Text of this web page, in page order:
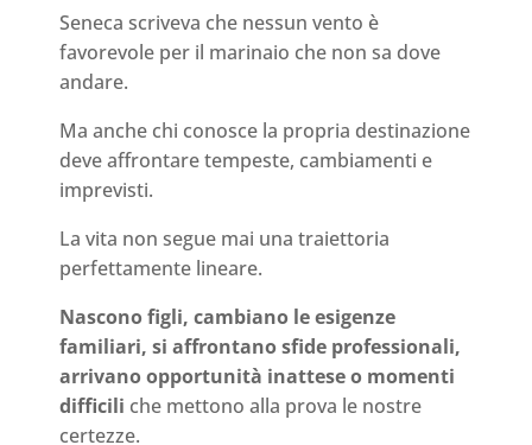
Seneca scriveva che nessun vento è
favorevole per il marinaio che non sa dove
andare.
Ma anche chi conosce la propria destinazione
deve affrontare tempeste, cambiamenti e
imprevisti.
La vita non segue mai una traiettoria
perfettamente lineare.
Nascono figli, cambiano le esigenze
familiari, si affrontano sfide professionali,
arrivano opportunità inattese o momenti
difficili che mettono alla prova le nostre
certezze.